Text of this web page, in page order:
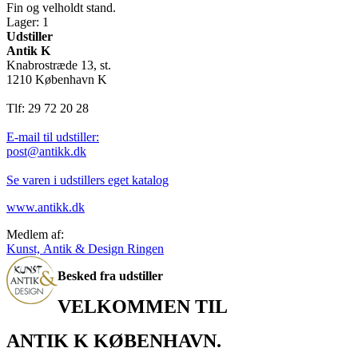
Fin og velholdt stand.
Lager: 1
Udstiller
Antik K
Knabrostræde 13, st.
1210 København K
Tlf: 29 72 20 28
E-mail til udstiller:
post@antikk.dk
Se varen i udstillers eget katalog
www.antikk.dk
Medlem af:
Kunst, Antik & Design Ringen
Besked fra udstiller
VELKOMMEN TIL
ANTIK K KØBENHAVN.